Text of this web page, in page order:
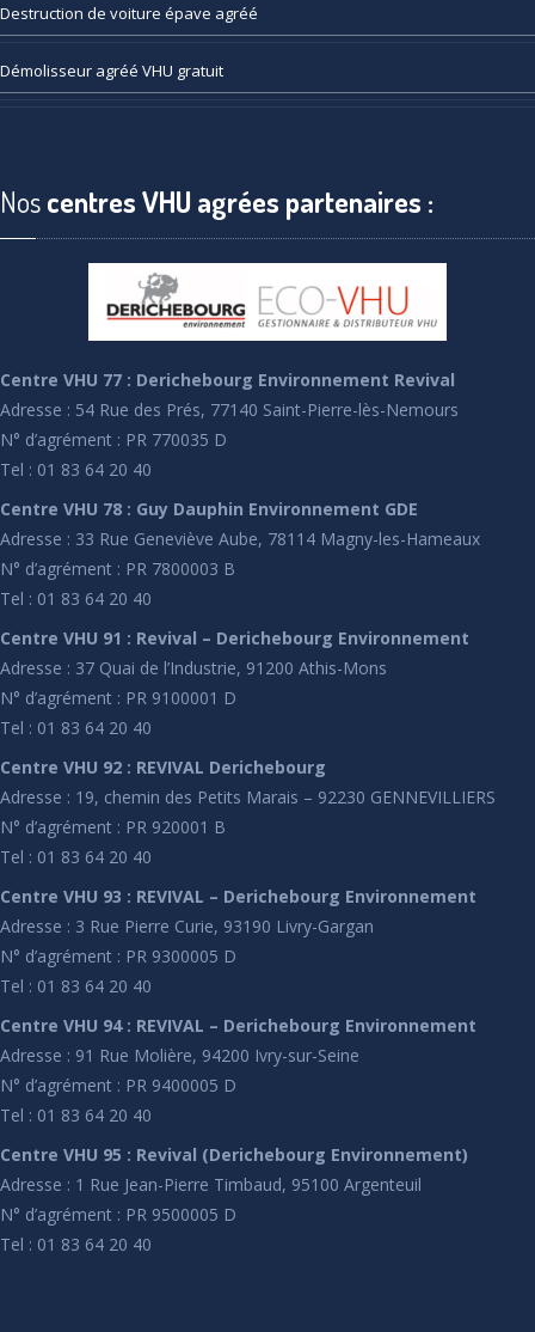
Destruction de voiture épave agréé
Démolisseur agréé VHU gratuit
Noscentres VHU agrées partenaires :
Centre VHU 77 : Derichebourg Environnement Revival
Adresse : 54 Rue des Prés, 77140 Saint-Pierre-lès-Nemours
N° d’agrément : PR 770035 D
Tel : 01 83 64 20 40
Centre VHU 78 : Guy Dauphin Environnement GDE
Adresse : 33 Rue Geneviève Aube, 78114 Magny-les-Hameaux
N° d’agrément : PR 7800003 B
Tel : 01 83 64 20 40
Centre VHU 91 : Revival – Derichebourg Environnement
Adresse : 37 Quai de l’Industrie, 91200 Athis-Mons
N° d’agrément : PR 9100001 D
Tel : 01 83 64 20 40
Centre VHU 92 : REVIVAL Derichebourg
Adresse : 19, chemin des Petits Marais – 92230 GENNEVILLIERS
N° d’agrément : PR 920001 B
Tel : 01 83 64 20 40
Centre VHU 93 : REVIVAL – Derichebourg Environnement
Adresse : 3 Rue Pierre Curie, 93190 Livry-Gargan
N° d’agrément : PR 9300005 D
Tel : 01 83 64 20 40
Centre VHU 94 : REVIVAL – Derichebourg Environnement
Adresse : 91 Rue Molière, 94200 Ivry-sur-Seine
N° d’agrément : PR 9400005 D
Tel : 01 83 64 20 40
Centre VHU 95 : Revival (Derichebourg Environnement)
Adresse : 1 Rue Jean-Pierre Timbaud, 95100 Argenteuil
N° d’agrément : PR 9500005 D
Tel : 01 83 64 20 40